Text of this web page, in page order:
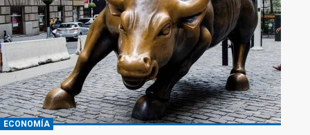
ECONOMÍA